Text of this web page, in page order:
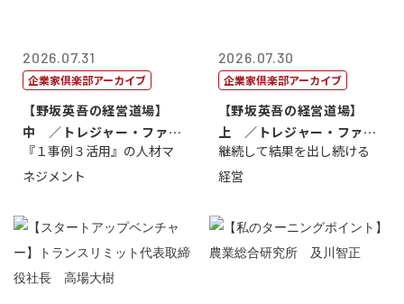
2026.07.31
企業家倶楽部アーカイブ
【野坂英吾の経営道場】
中 ／トレジャー・ファク
トリー社長野坂...
『１事例３活用』の人材マ
ネジメント
2026.07.30
企業家倶楽部アーカイブ
【野坂英吾の経営道場】
上 ／トレジャー・ファク
トリー社長野坂...
継続して結果を出し続ける
経営